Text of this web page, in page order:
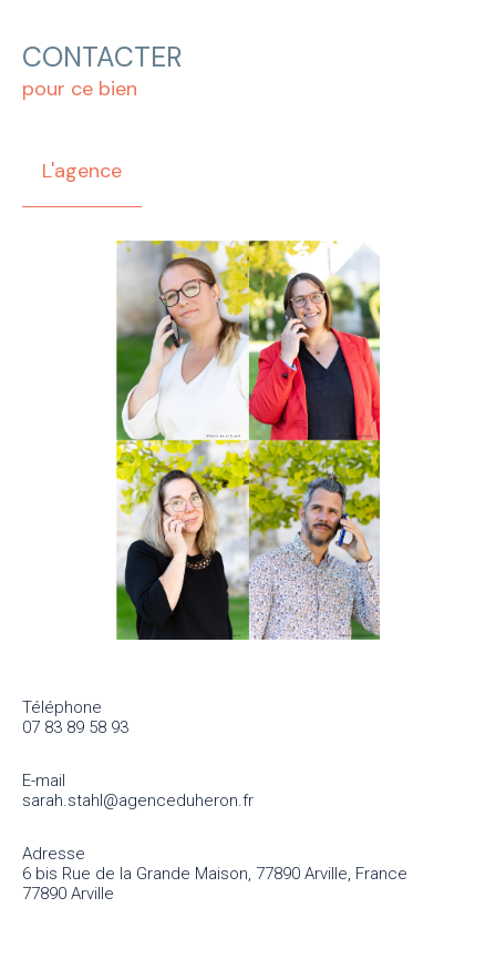
CONTACTER
pour ce bien
L'agence
Téléphone
07 83 89 58 93
E-mail
sarah.stahl@agenceduheron.fr
Adresse
6 bis Rue de la Grande Maison, 77890 Arville, France
77890 Arville